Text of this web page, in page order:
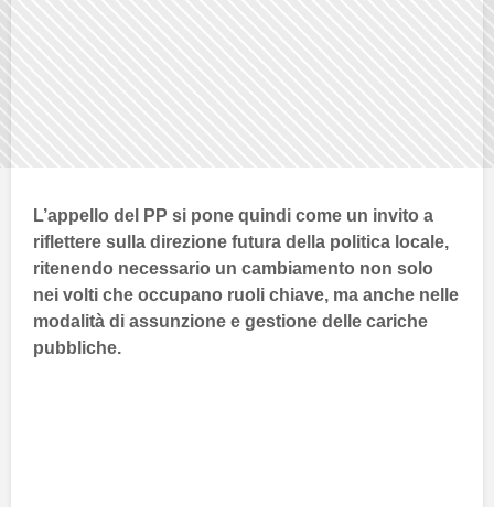
L’appello del PP si pone quindi come un invito a
riflettere sulla direzione futura della politica locale,
ritenendo necessario un cambiamento non solo
nei volti che occupano ruoli chiave, ma anche nelle
modalità di assunzione e gestione delle cariche
pubbliche.